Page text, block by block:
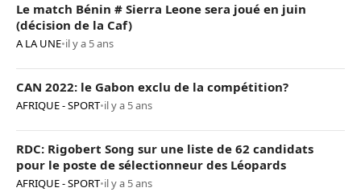
Le match Bénin # Sierra Leone sera joué en juin
(décision de la Caf)
A LA UNE•il y a 5 ans
CAN 2022: le Gabon exclu de la compétition?
AFRIQUE - SPORT•il y a 5 ans
RDC: Rigobert Song sur une liste de 62 candidats
pour le poste de sélectionneur des Léopards
AFRIQUE - SPORT•il y a 5 ans